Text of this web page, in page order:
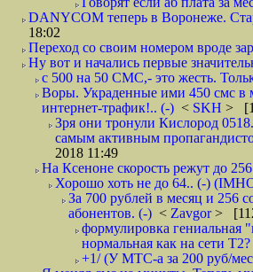
DANYCOM теперь в Воронеже.
18:02
Переход со своим номером вроде
Ну вот и начались первые
с 500 на 50 СМС,- это жесть.
Воры. Украденные ими 450 смс в
интернет-трафик!.. (-) < SKH >
Зря они тронули Кислород
самым активным
2018 11:49
На Ксеноне скорость режут до
Хорошо хоть не до 64.. (-)
За 700 рублей в месяц и 256
абонентов. (-) < Zavgor>
формулировка гениальная
нормальная как на сети
+1/ (У МТС-а за 200 руб/